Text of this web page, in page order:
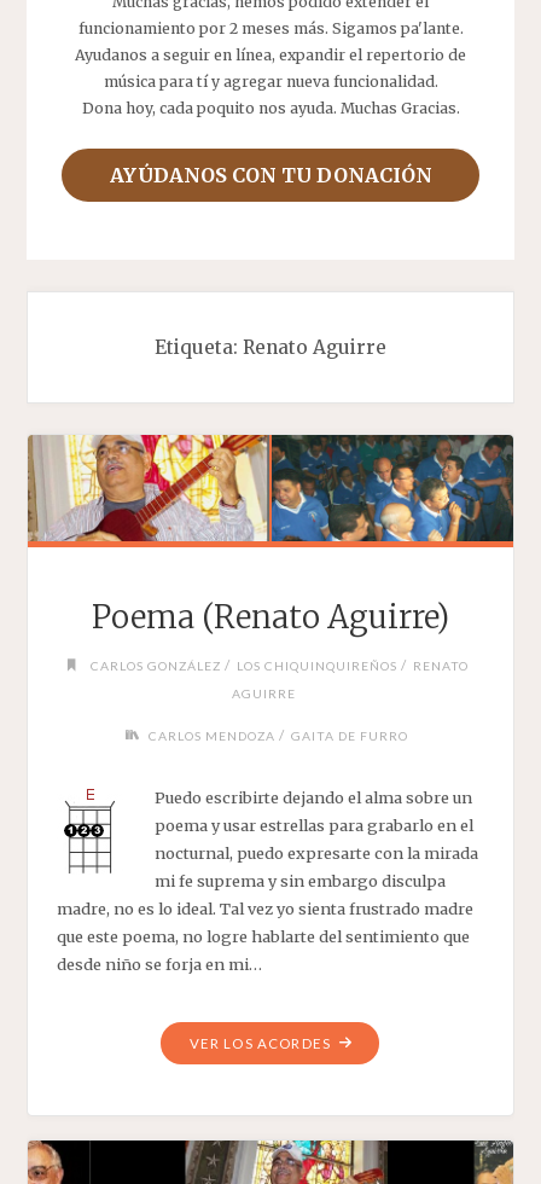
funcionamiento por 2 meses más. Sigamos pa'lante.
Ayudanos a seguir en línea, expandir el repertorio de
música para tí y agregar nueva funcionalidad.
Dona hoy, cada poquito nos ayuda. Muchas Gracias.
AYÚDANOS CON TU DONACIÓN
Etiqueta: Renato Aguirre
Poema (Renato Aguirre)
CARLOS GONZÁLEZ / LOS CHIQUINQUIREÑOS / RENATO
AGUIRRE
CARLOS MENDOZA / GAITA DE FURRO
Puedo escribirte dejando el alma sobre un
poema y usar estrellas para grabarlo en el
nocturnal, puedo expresarte con la mirada
mi fe suprema y sin embargo disculpa
madre, no es lo ideal. Tal vez yo sienta frustrado madre
que este poema, no logre hablarte del sentimiento que
desde niño se forja en mi…
VER LOS ACORDES"POEMA